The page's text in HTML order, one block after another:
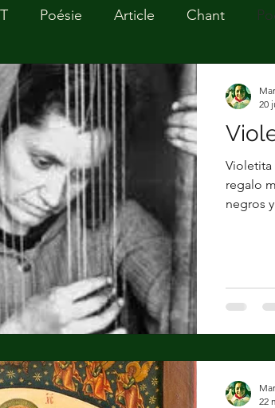
Poésie Article Chant
Prière Harpe celtique
cérémonie de mariage
Poésie chretienne Poésie
Violetita
regalo
negros
20
22